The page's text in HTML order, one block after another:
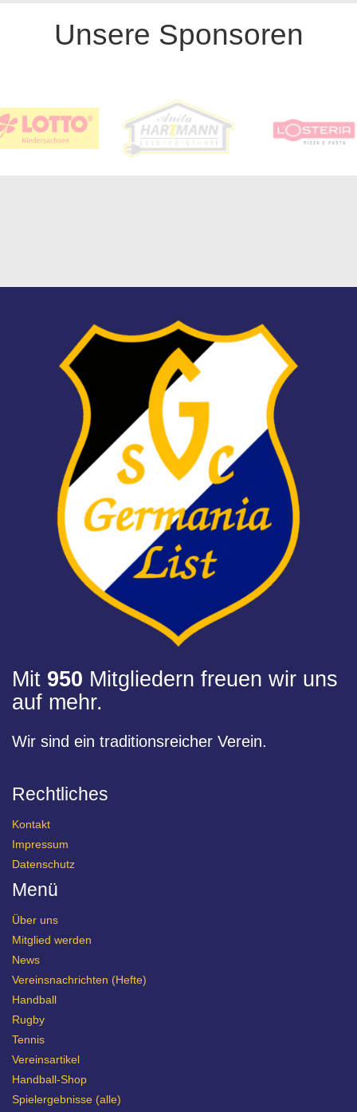
Unsere Sponsoren
Mit 950 Mitgliedern freuen wir uns
auf mehr.
Wir sind ein traditionsreicher Verein.
Rechtliches
Kontakt
Impressum
Datenschutz
Menü
Über uns
Mitglied werden
News
Vereinsnachrichten (Hefte)
Handball
Rugby
Tennis
Vereinsartikel
Handball-Shop
Spielergebnisse (alle)